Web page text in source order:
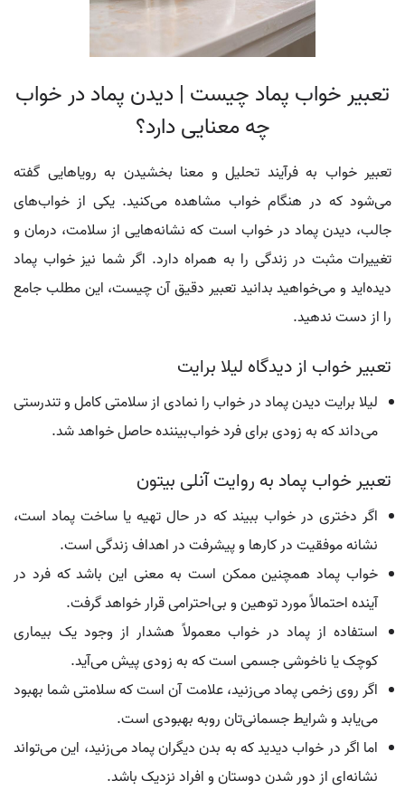
تعبیر خواب پماد چیست | دیدن پماد در خواب
چه معنایی دارد؟
تعبیر خواب به فرآیند تحلیل و معنا بخشیدن به رویاهایی گفته
می‌شود که در هنگام خواب مشاهده می‌کنید. یکی از خواب‌های
جالب، دیدن پماد در خواب است که نشانه‌هایی از سلامت، درمان و
تغییرات مثبت در زندگی را به همراه دارد. اگر شما نیز خواب پماد
دیده‌اید و می‌خواهید بدانید تعبیر دقیق آن چیست، این مطلب جامع
را از دست ندهید.
تعبیر خواب از دیدگاه لیلا برایت
لیلا برایت دیدن پماد در خواب را نمادی از سلامتی کامل و تندرستی
می‌داند که به زودی برای فرد خواب‌بیننده حاصل خواهد شد.
تعبیر خواب پماد به روایت آنلی بیتون
اگر دختری در خواب ببیند که در حال تهیه یا ساخت پماد است،
نشانه موفقیت در کارها و پیشرفت در اهداف زندگی است.
خواب پماد همچنین ممکن است به معنی این باشد که فرد در
آینده احتمالاً مورد توهین و بی‌احترامی قرار خواهد گرفت.
استفاده از پماد در خواب معمولاً هشدار از وجود یک بیماری
کوچک یا ناخوشی جسمی است که به زودی پیش می‌آید.
اگر روی زخمی پماد می‌زنید، علامت آن است که سلامتی شما بهبود
می‌یابد و شرایط جسمانی‌تان روبه بهبودی است.
اما اگر در خواب دیدید که به بدن دیگران پماد می‌زنید، این می‌تواند
نشانه‌ای از دور شدن دوستان و افراد نزدیک باشد.